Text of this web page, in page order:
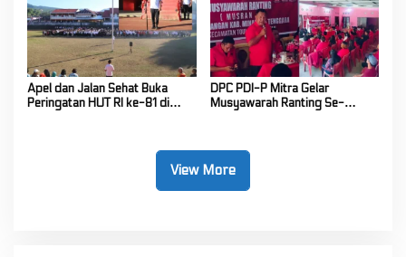
Apel dan Jalan Sehat Buka
Peringatan HUT RI ke-81 di
DPC PDI-P Mitra Gelar
Musyawarah Ranting Se-
View More